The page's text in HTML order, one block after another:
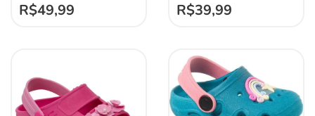
R$49,99 R$39,99